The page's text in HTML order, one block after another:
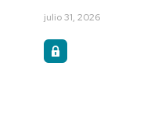
julio 31, 2026